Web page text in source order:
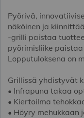
Pyörivä,
näköinen ja
-grilli paistaa
pyörimisliike
Lopputuloksena on
Grillissä yhdistyvät
• Infrapuna takaa
• Kiertoilma
• Höyry mehukkaan